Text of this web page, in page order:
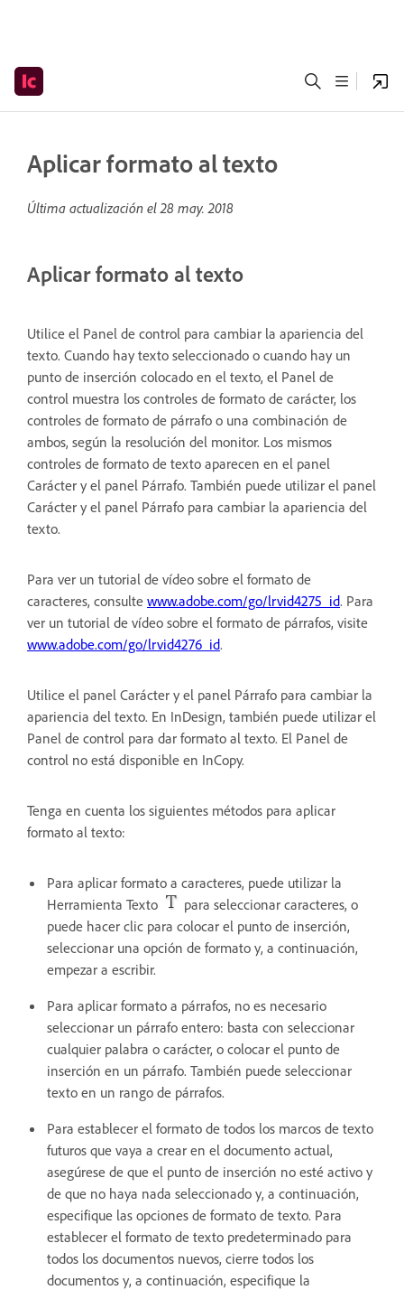
Aplicar formato al texto
Última actualización el28 may. 2018
Aplicar formato al texto
Utilice el Panel de control para cambiar la apariencia del
texto. Cuando hay texto seleccionado o cuando hay un
punto de inserción colocado en el texto, el Panel de
control muestra los controles de formato de carácter, los
controles de formato de párrafo o una combinación de
ambos, según la resolución del monitor. Los mismos
controles de formato de texto aparecen en el panel
Carácter y el panel Párrafo. También puede utilizar el panel
Carácter y el panel Párrafo para cambiar la apariencia del
texto.
Para ver un tutorial de vídeo sobre el formato de
caracteres, consulte www.adobe.com/go/lrvid4275_id. Para
ver un tutorial de vídeo sobre el formato de párrafos, visite
www.adobe.com/go/lrvid4276_id.
Utilice el panel Carácter y el panel Párrafo para cambiar la
apariencia del texto. En InDesign, también puede utilizar el
Panel de control para dar formato al texto. El Panel de
control no está disponible en InCopy.
Tenga en cuenta los siguientes métodos para aplicar
formato al texto:
Para aplicar formato a caracteres, puede utilizar la
Herramienta Texto
para seleccionar caracteres, o
puede hacer clic para colocar el punto de inserción,
seleccionar una opción de formato y, a continuación,
empezar a escribir.
Para aplicar formato a párrafos, no es necesario
seleccionar un párrafo entero: basta con seleccionar
cualquier palabra o carácter, o colocar el punto de
inserción en un párrafo. También puede seleccionar
texto en un rango de párrafos.
Para establecer el formato de todos los marcos de texto
futuros que vaya a crear en el documento actual,
asegúrese de que el punto de inserción no esté activo y
de que no haya nada seleccionado y, a continuación,
especifique las opciones de formato de texto. Para
establecer el formato de texto predeterminado para
todos los documentos nuevos, cierre todos los
documentos y, a continuación, especifique la